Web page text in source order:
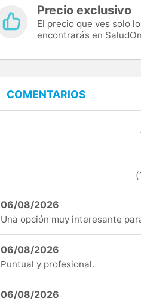
Precio exclusivo
El precio que ves solo lo
encontrarás en
COMENTARIOS
06/08/2026
Una opción muy interesante
06/08/2026
Puntual y profesional.
06/08/2026